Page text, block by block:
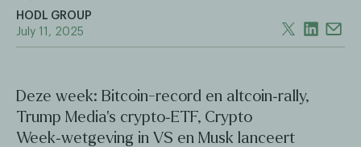
HODL GROUP
July 11, 2025
Deze week: Bitcoin-record en altcoin‑rally,
Trump Media’s crypto‑ETF, Crypto
Week‑wetgeving in VS en Musk lanceert